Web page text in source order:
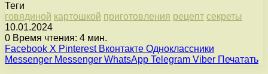
Теги
говядиной картошкой приготовления рецепт секреты
10.01.2024
0 Время чтения: 4 мин.
Facebook X Pinterest Вконтакте Одноклассники
Messenger Messenger WhatsApp Telegram Viber Печатать